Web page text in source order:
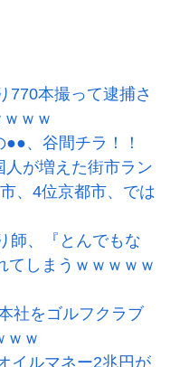
770本撮って逮捕さ
ｗｗ
、谷間チラ！！
が増えた街市ラン
、4位京都市、では
師、『とんでもな
てしまうｗｗｗｗｗ
社をゴルフクラブ
ｗｗ
イルマネー2兆円が